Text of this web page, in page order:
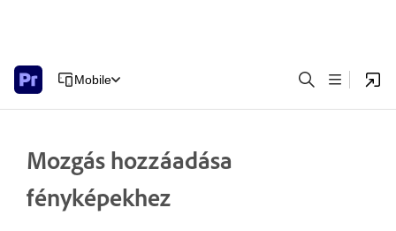
Mobile
Mozgás hozzáadása
fényképekhez